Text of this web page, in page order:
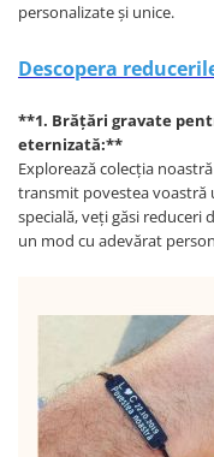
Bijuterii pentru Ea
Tablou Personalizat
personalizate și unice.
Descopera
**1. Brățări gravate
eternizată:**
Explorează colecția
transmit povestea voastră
specială, veți găsi reduceri
un mod cu adevărat